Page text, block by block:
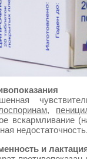
,
вскармливание
и